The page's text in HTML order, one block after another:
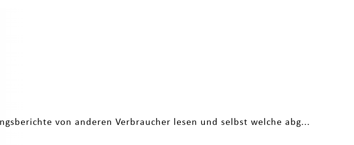
von anderen Verbraucher lesen und selbst welche abg...